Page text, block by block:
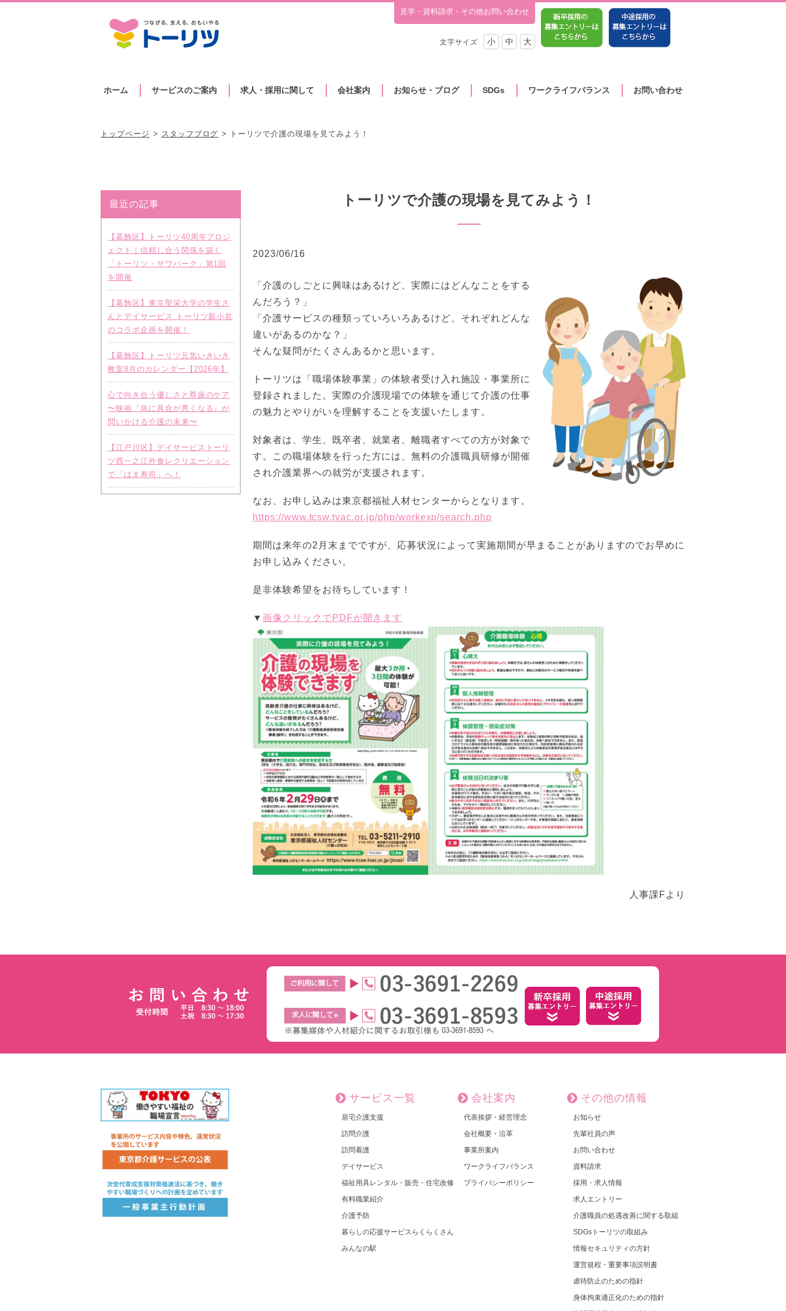
見学・資料請求・その他お問い合わせ
文字サイズ 小 中 大
ホーム サービスのご案内 求人・採用に関して 会社案内 お知らせ・ブログ SDGs ワークライフバランス お問い合わせ
トップページ スタッフブログ トーリツで介護の現場を見てみよう！
トーリツで介護の現場を見てみよう！
2023/06/16
「介護のしごとに興味はあるけど、実際にはどんなことをする
んだろう？」
「介護サービスの種類っていろいろあるけど、それぞれどんな
違いがあるのかな？」
そんな疑問がたくさんあるかと思います。
トーリツは「職場体験事業」の体験者受け入れ施設・事業所に
登録されました。実際の介護現場での体験を通じて介護の仕事
の魅力とやりがいを理解することを支援いたします。
対象者は、学生、既卒者、就業者、離職者すべての方が対象で
す。この職場体験を行った方には、無料の介護職員研修が開催
され介護業界への就労が支援されます。
なお、お申し込みは東京都福祉人材センターからとなります。
https://www.tcsw.tvac.or.jp/php/workexp/search.php
期間は来年の2月末までですが、応募状況によって実施期間が早まることがありますのでお早めに
お申し込みください。
是非体験希望をお待ちしています！
▼ 画像クリックでPDFが開きます
人事課Fより
最近の記事
【葛飾区】トーリツ40周年プロジ
ェクト｜信頼し合う関係を築く
「トーリツ・サワパーク」第1回
を開催
【葛飾区】東京聖栄大学の学生さ
んとデイサービス トーリツ新小岩
のコラボ企画を開催！
【葛飾区】トーリツ元気いきいき
教室8月のカレンダー【2026年】
心で向き合う優しさと尊厳のケア
〜映画『急に具合が悪くなる』が
問いかける介護の未来〜
【江戸川区】デイサービストーリ
ツ西一之江外食レクリエーション
で「はま寿司」へ！
サービス一覧
居宅介護支援
訪問介護
訪問看護
デイサービス
福祉用具レンタル・販売・住宅改修
有料職業紹介
介護予防
暮らしの応援サービスらくらくさん
みんなの駅
会社案内
代表挨拶・経営理念
会社概要・沿革
事業所案内
ワークライフバランス
プライバシーポリシー
その他の情報
お知らせ
先輩社員の声
お問い合わせ
資料請求
採用・求人情報
求人エントリー
介護職員の処遇改善に関する取組
SDGsトーリツの取組み
情報セキュリティの方針
運営規程・重要事項説明書
虐待防止のための指針
身体拘束適正化のための指針